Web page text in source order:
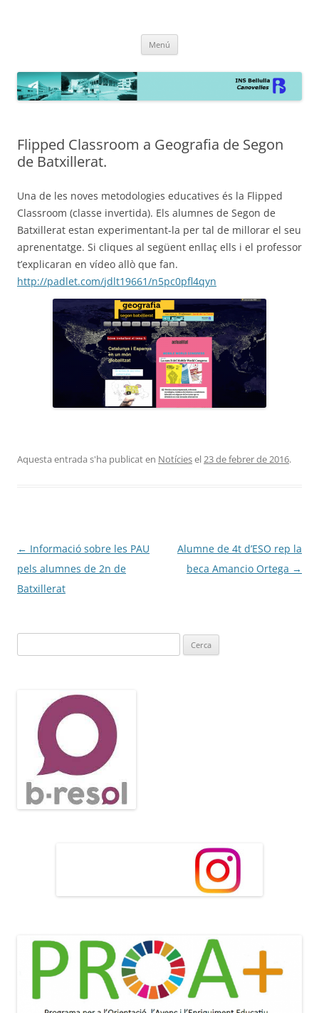
Menú
Flipped Classroom a Geografia de Segon
de Batxillerat.
Una de les noves metodologies educatives és la Flipped
Classroom (classe invertida). Els alumnes de Segon de
Batxillerat estan experimentant-la per tal de millorar el seu
aprenentatge. Si cliques al següent enllaç ells i el professor
t’explicaran en vídeo allò que fan.
http://padlet.com/jdlt19661/n5pc0pfl4qyn
Aquesta entrada s'ha publicat en Notíciesel23 de febrer de 2016.
Navegació
per
les
← Informació sobre les PAU
pels alumnes de 2n de
Batxillerat
Alumne de 4t d’ESO rep la
beca Amancio Ortega →